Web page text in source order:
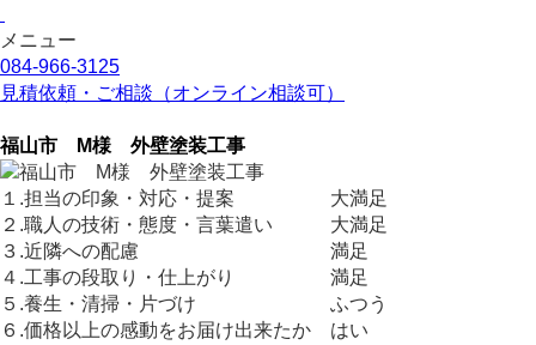
メニュー
084-966-3125
見積依頼・ご相談 （オンライン相談可）
福山市 M様 外壁塗装工事
１.担当の印象・対応・提案 大満足
２.職人の技術・態度・言葉遣い 大満足
３.近隣への配慮 満足
４.工事の段取り・仕上がり 満足
５.養生・清掃・片づけ ふつう
６.価格以上の感動をお届け出来たか はい